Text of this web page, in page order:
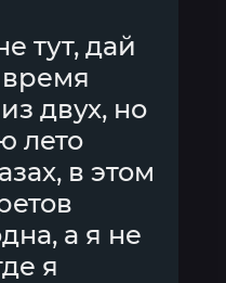
тут, дай
двух, но
лето
в этом
а я не
я